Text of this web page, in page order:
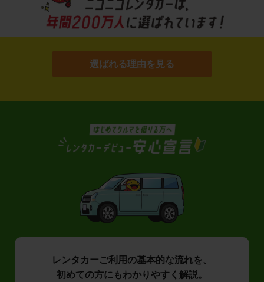
選ばれる理由を見る
レンタカーご利用の基本的な流れを、
初めての方にもわかりやすく解説。